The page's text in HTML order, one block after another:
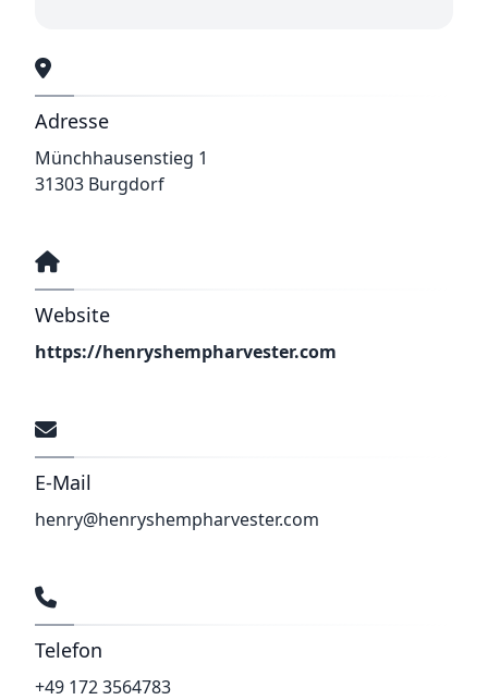
Adresse
Münchhausenstieg 1
31303 Burgdorf
Website
https://henryshempharvester.com
E-Mail
henry@henryshempharvester.com
Telefon
+49 172 3564783